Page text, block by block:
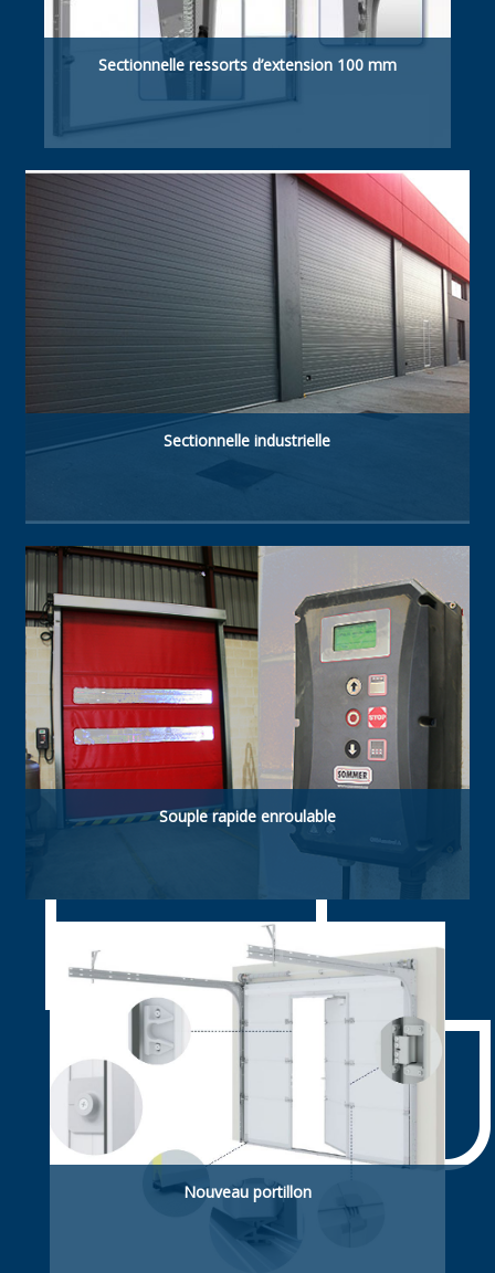
Sectionnelle ressorts d’extension 100 mm
Retombée de linteau suffisante 100 mm
manuelle / motorisée.
Sectionnelle industrielle
Type de porte à haute technologie. Fabriquée
avec panneaux sandwich isolés acier-
polyuréthane de 40 mm. Résistante, à haute
isolation thermique et étanche.
Souple rapide enroulable
Souple rapide enroulable. ldéelle pour
applications agroalimentaires
Nouveau portillon